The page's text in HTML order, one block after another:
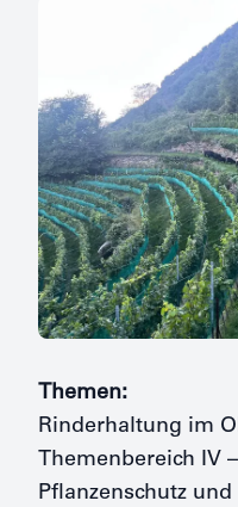
Themen:
Rinderhaltung im
Themenbereich IV
Pflanzenschutz